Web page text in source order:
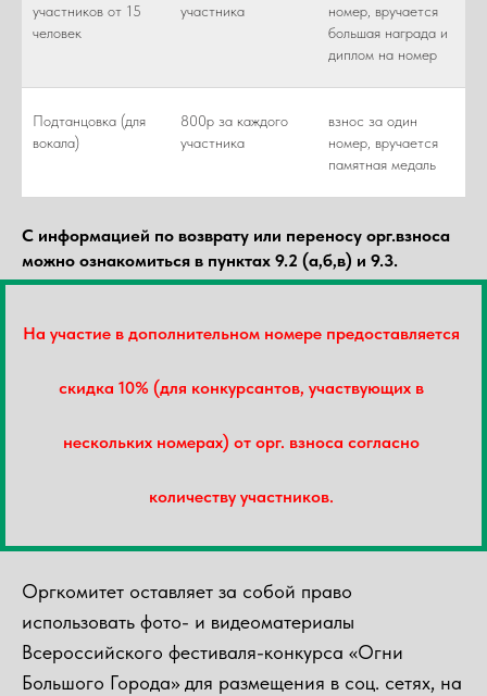
участников от 15
человек
участника
номер, вручается
большая награда и
диплом на номер
Подтанцовка (для
вокала)
800р за каждого
участника
взнос за один
номер, вручается
памятная медаль
С информацией по возврату или переносу орг.взноса
можно ознакомиться в пунктах 9.2 (а,б,в) и 9.3.
На участие в дополнительном номере предоставляется
скидка 10% (для конкурсантов, участвующих в
нескольких номерах) от орг. взноса согласно
количеству участников.
Оргкомитет оставляет за собой право
использовать фото- и видеоматериалы
Всероссийского фестиваля-конкурса «Огни
Большого Города» для размещения в соц. сетях, на